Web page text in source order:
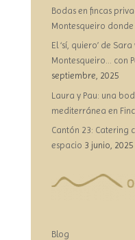
Bodas en fincas
Montesqueiro
El ‘sí, quiero’ de
Montesqueiro… con
septiembre, 2025
Laura y Pau: una
mediterránea en
Cantón 23: Catering
espacio 3 junio, 2025
Blog